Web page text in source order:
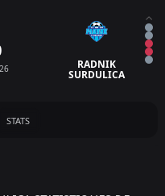
RADNIK
SURDULICA
STATS